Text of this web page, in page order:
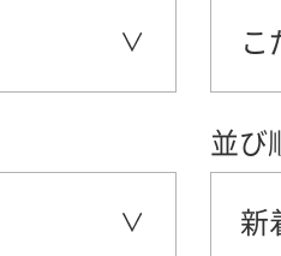
こ
並び
新